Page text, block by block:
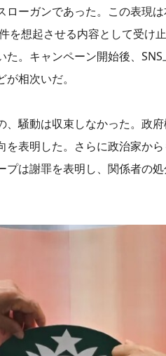
ーガンであった。この表現
想起させる内容として受け
。キャンペーン開始後、
相次いだ。
騒動は収束しなかった。政
表明した。さらに政治家か
は謝罪を表明し、関係者の